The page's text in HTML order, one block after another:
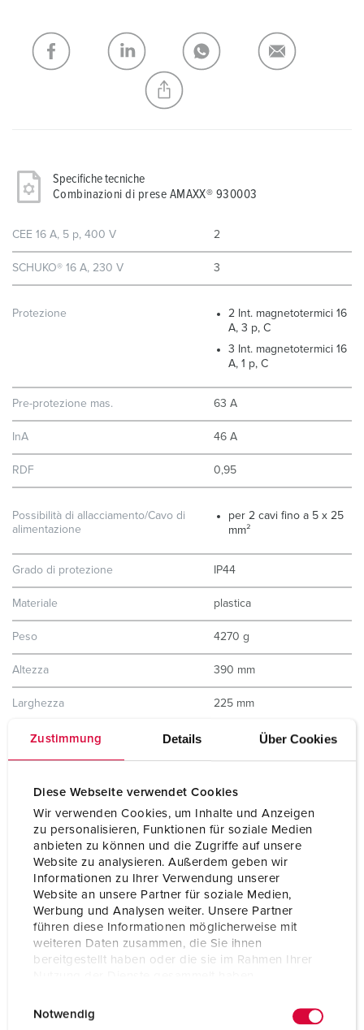
Zustimmung Details Über Cookies
Diese Webseite verwendet Cookies
Wir verwenden Cookies, um Inhalte und Anzeigen
zu personalisieren, Funktionen für soziale Medien
anbieten zu können und die Zugriffe auf unsere
Website zu analysieren. Außerdem geben wir
Informationen zu Ihrer Verwendung unserer
Website an unsere Partner für soziale Medien,
Werbung und Analysen weiter. Unsere Partner
führen diese Informationen möglicherweise mit
weiteren Daten zusammen, die Sie ihnen
bereitgestellt haben oder die sie im Rahmen Ihrer
Notwendig
CREA NUOVA LISTA
Specifiche tecniche
Combinazioni di prese AMAXX® 930003
CEE 16 A, 5 p, 400 V 2
SCHUKO® 16 A, 230 V 3
Protezione
2 Int. magnetotermici 16
A, 3 p, C
3 Int. magnetotermici 16
A, 1 p, C
Pre-protezione mas. 63 A
InA 46 A
RDF 0,95
Possibilità di allacciamento/Cavo di
alimentazione
per 2 cavi fino a 5 x 25
mm²
Grado di protezione IP44
Materiale plastica
Peso 4270 g
Altezza 390 mm
Larghezza 225 mm
Dichiarazione di conformità